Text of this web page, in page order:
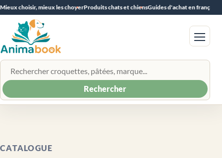
Mieux choisir, mieux les choyerProduits chats et chiensGuides d'achat en français
Rechercher un produit
Rechercher
Menu
CATALOGUE